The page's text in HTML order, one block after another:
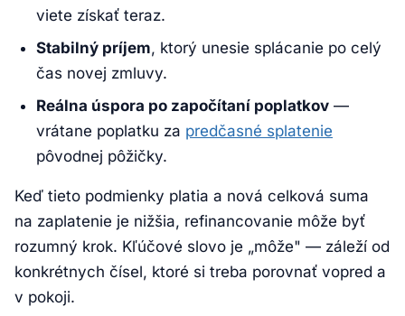
viete získať teraz.
Stabilný príjem, ktorý unesie splácanie po celý
čas novej zmluvy.
Reálna úspora po započítaní poplatkov —
vrátane poplatku za predčasné splatenie
pôvodnej pôžičky.
Keď tieto podmienky platia a nová celková suma
na zaplatenie je nižšia, refinancovanie môže byť
rozumný krok. Kľúčové slovo je „môže" — záleží od
konkrétnych čísel, ktoré si treba porovnať vopred a
v pokoji.